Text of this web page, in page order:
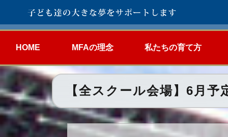
HOME MFAの理念 私たちの育て方
【全スクール会場】6月予